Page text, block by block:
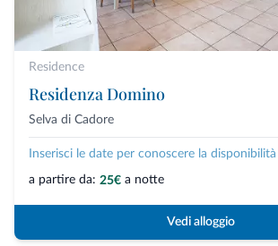
Residence
Residenza Domino
Selva di Cadore
Inserisci le date per conoscere la disponibilità
a partire da: 25€ a notte
Vedi alloggio